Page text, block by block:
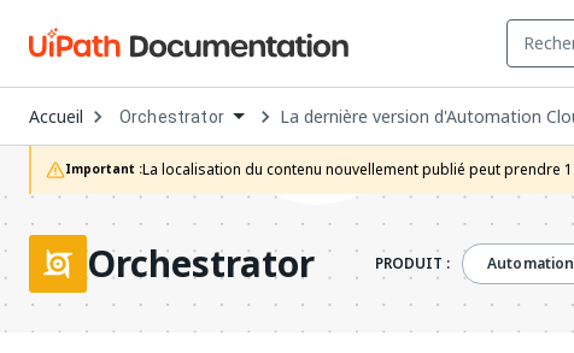
Accueil Open
Dropdown
to
choose
product
Orchestrator La dernière version d'Automation
Important :La localisation du contenu nouvellement publié peut prendre
Orchestrator PRODUIT :